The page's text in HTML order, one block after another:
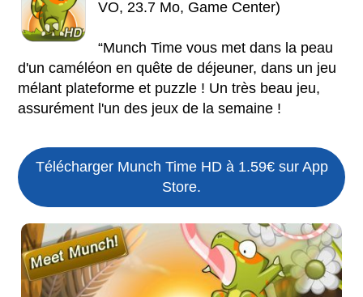
VO, 23.7 Mo, Game Center)
“Munch Time vous met dans la peau
d'un caméléon en quête de déjeuner, dans un jeu
mélant plateforme et puzzle ! Un très beau jeu,
assurément l'un des jeux de la semaine !
Télécharger Munch Time HD à 1.59€ sur App
Store.